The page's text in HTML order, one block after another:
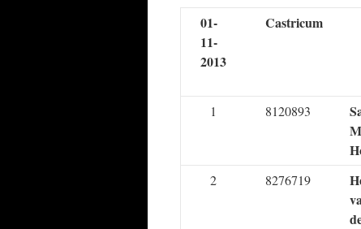
01-
11-
2013
Castricum
1 8120893
2 8276719